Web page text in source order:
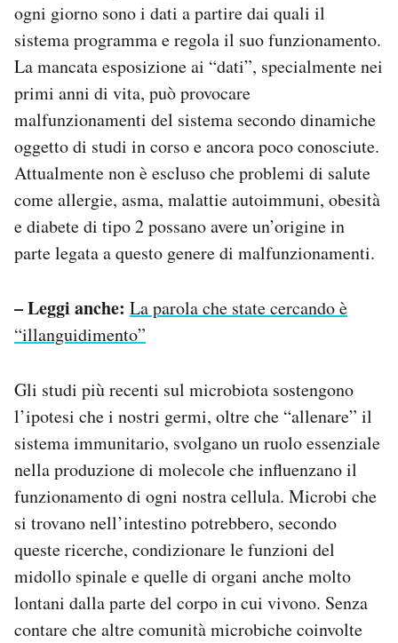
ogni giorno sono i dati a partire dai quali il
sistema programma e regola il suo funzionamento.
La mancata esposizione ai “dati”, specialmente nei
primi anni di vita, può provocare
malfunzionamenti del sistema secondo dinamiche
oggetto di studi in corso e ancora poco conosciute.
Attualmente non è escluso che problemi di salute
come allergie, asma, malattie autoimmuni, obesità
e diabete di tipo 2 possano avere un’origine in
parte legata a questo genere di malfunzionamenti.
– Leggi anche: La parola che state cercando è
“illanguidimento”
Gli studi più recenti sul microbiota sostengono
l’ipotesi che i nostri germi, oltre che “allenare” il
sistema immunitario, svolgano un ruolo essenziale
nella produzione di molecole che influenzano il
funzionamento di ogni nostra cellula. Microbi che
si trovano nell’intestino potrebbero, secondo
queste ricerche, condizionare le funzioni del
midollo spinale e quelle di organi anche molto
lontani dalla parte del corpo in cui vivono. Senza
contare che altre comunità microbiche coinvolte